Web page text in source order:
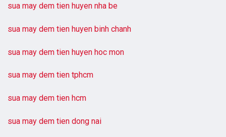
sua may dem tien huyen nha be
sua may dem tien huyen binh chanh
sua may dem tien huyen hoc mon
sua may dem tien tphcm
sua may dem tien hcm
sua may dem tien dong nai